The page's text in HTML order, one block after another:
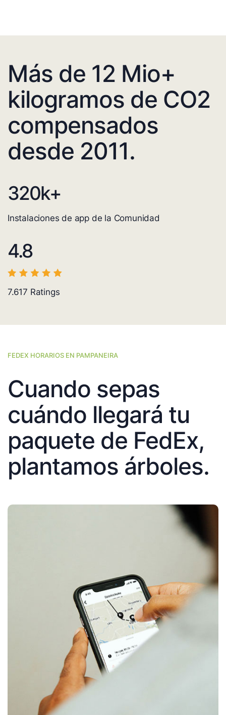
Más de 12 Mio+
kilogramos de CO2
compensados
desde 2011.
320k+
Instalaciones de app de la Comunidad
4.8
7.617 Ratings
FEDEX HORARIOS EN PAMPANEIRA
Cuando sepas
cuándo llegará tu
paquete de FedEx,
plantamos árboles.